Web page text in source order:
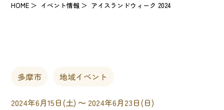
HOME イベント情報 アイスランドウィーク 2024
多摩市 地域イベント
2024年6月15日(土) 〜 2024年6月23日(日)